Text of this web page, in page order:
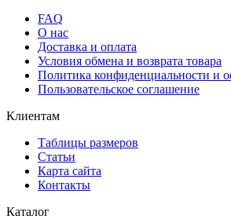
FAQ
О нас
Доставка и оплата
Условия обмена и возврата товара
Политика конфиденциальности и
Пользовательское соглашение
Клиентам
Таблицы размеров
Статьи
Карта сайта
Контакты
Каталог